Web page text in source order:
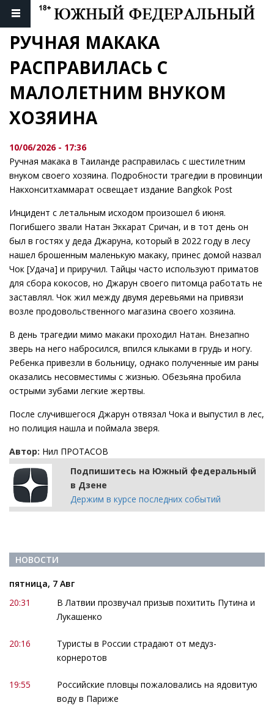
РУЧНАЯ МАКАКА
РАСПРАВИЛАСЬ С
МАЛОЛЕТНИМ ВНУКОМ
ХОЗЯИНА
10/06/2026 - 17:36
Ручная макака в Таиланде расправилась с шестилетним
внуком своего хозяина. Подробности трагедии в провинции
Накхонситхаммарат освещает издание Bangkok Post
Инцидент с летальным исходом произошел 6 июня.
Погибшего звали Натан Эккарат Сричан, и в тот день он
был в гостях у деда Джаруна, который в 2022 году в лесу
нашел брошенным маленькую макаку, принес домой назвал
Чок [Удача] и приручил. Тайцы часто используют приматов
для сбора кокосов, но Джарун своего питомца работать не
заставлял. Чок жил между двумя деревьями на привязи
возле продовольственного магазина своего хозяина.
В день трагедии мимо макаки проходил Натан. Внезапно
зверь на него набросился, впился клыками в грудь и ногу.
Ребенка привезли в больницу, однако полученные им раны
оказались несовместимы с жизнью. Обезьяна пробила
острыми зубами легкие жертвы.
После случившегося Джарун отвязал Чока и выпустил в лес,
но полиция нашла и поймала зверя.
Автор: Нил ПРОТАСОВ
Подпишитесь на Южный федеральный
в Дзене
Держим в курсе последних событий
НОВОСТИ
пятница, 7 Авг
20:31
В Латвии прозвучал призыв похитить Путина и
Лукашенко
20:16
Туристы в России страдают от медуз-
корнеротов
19:55
Российские пловцы пожаловались на ядовитую
воду в Париже